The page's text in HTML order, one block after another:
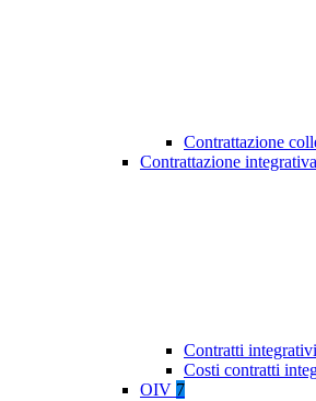
Contrattazione
Contrattazione integrativa
Contratti integrativi
Costi contratti
OIV 7